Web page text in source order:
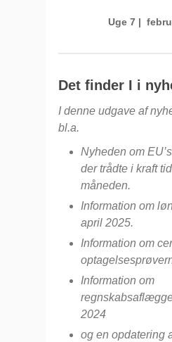
Uge 7 |
Det finder I i
I denne udgave af
bl.a.
Nyheden om
der trådte i kraft
måneden.
Information om
april 2025.
Information om
Information om
2024
og en opdatering